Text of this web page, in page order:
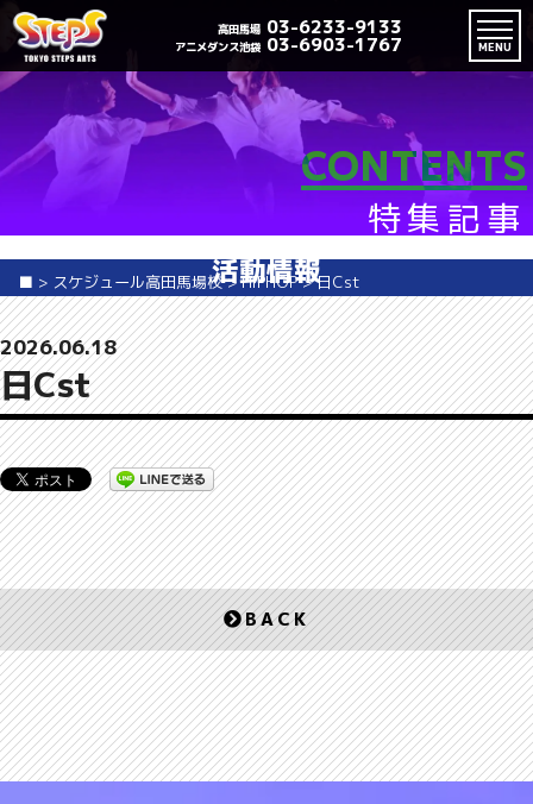
高田馬場 03-6233-9133
アニメダンス池袋 03-6903-1767 MENU
CONTENTS
特集記事
■ > スケジュール高田馬場校>HIPHOP>日Cst
活動情報
2026.06.18
日Cst
BACK